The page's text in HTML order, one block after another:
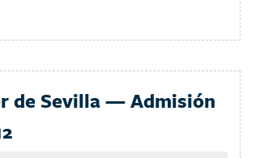
de Sevilla — Admisión